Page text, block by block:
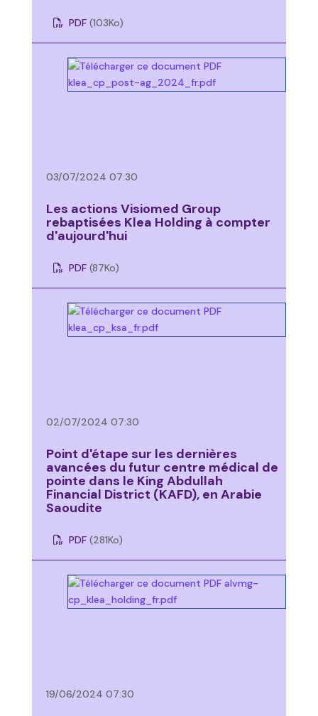
PDF (103Ko)
03/07/2024 07:30
Les actions Visiomed Group
rebaptisées Klea Holding à compter
d'aujourd'hui
PDF (87Ko)
02/07/2024 07:30
Point d'étape sur les dernières
avancées du futur centre médical de
pointe dans le King Abdullah
Financial District (KAFD), en Arabie
Saoudite
PDF (281Ko)
19/06/2024 07:30